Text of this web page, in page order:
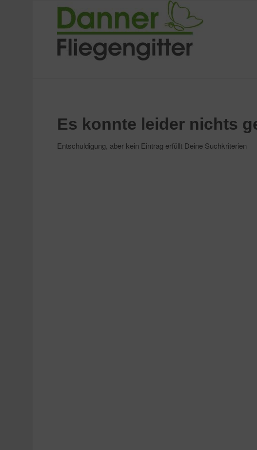
Es konnte leider nichts
Entschuldigung, aber kein Eintrag erfüllt Deine Suchkriterien